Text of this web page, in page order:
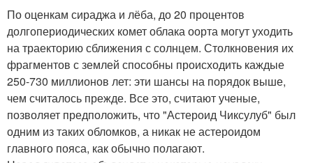
По оценкам сираджа и лёба, до 20 процентов
долгопериодических комет облака оорта могут уходить
на траекторию сближения с солнцем. Столкновения их
фрагментов с землей способны происходить каждые
250-730 миллионов лет: эти шансы на порядок выше,
чем считалось прежде. Все это, считают ученые,
позволяет предположить, что "Астероид Чиксулуб" был
одним из таких обломков, а никак не астероидом
главного пояса, как обычно полагают.